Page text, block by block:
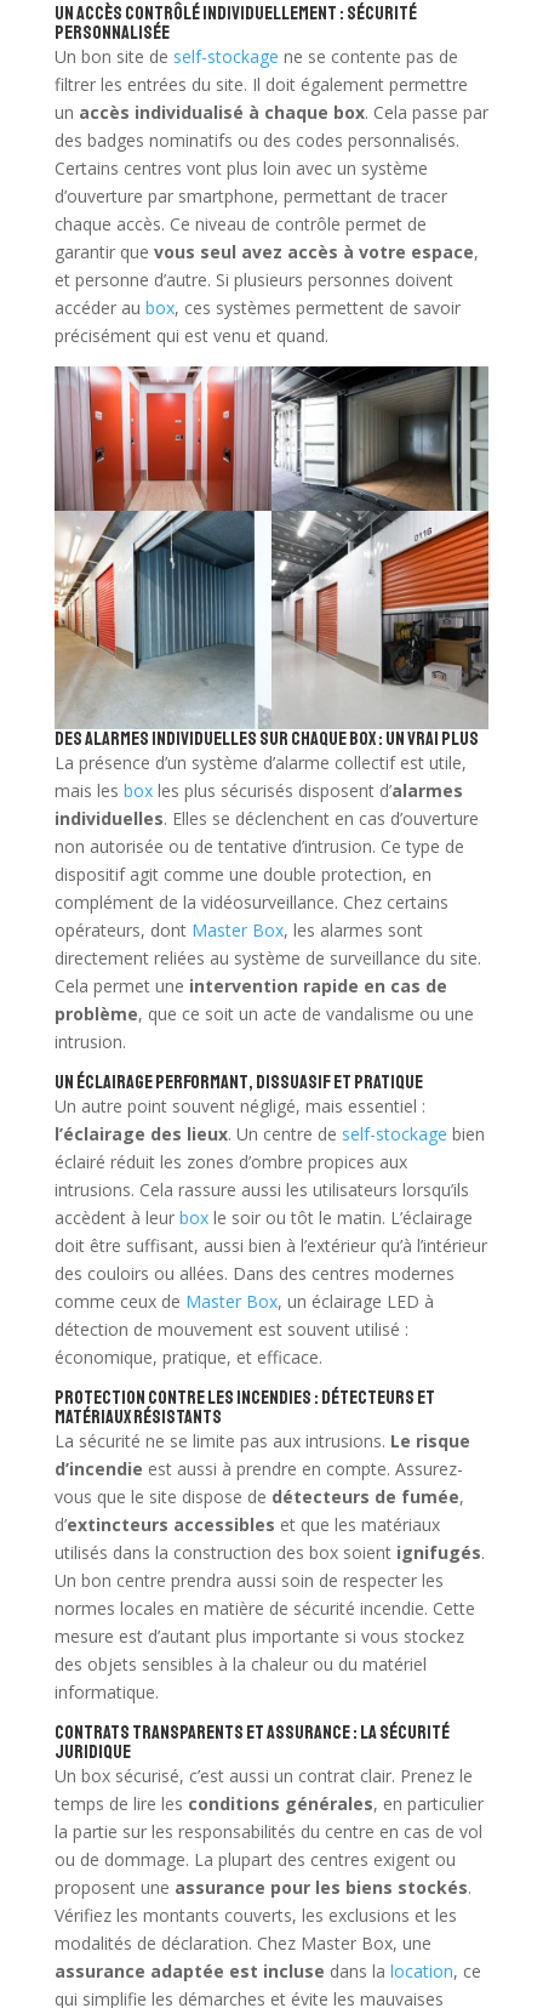
Un accès contrôlé individuellement : sécurité
personnalisée
Un bon site de self-stockage ne se contente pas de
filtrer les entrées du site. Il doit également permettre
un accès individualisé à chaque box. Cela passe par
des badges nominatifs ou des codes personnalisés.
Certains centres vont plus loin avec un système
d’ouverture par smartphone, permettant de tracer
chaque accès. Ce niveau de contrôle permet de
garantir que vous seul avez accès à votre espace,
et personne d’autre. Si plusieurs personnes doivent
accéder au box, ces systèmes permettent de savoir
précisément qui est venu et quand.
Des alarmes individuelles sur chaque box : un vrai plus
La présence d’un système d’alarme collectif est utile,
mais les boxles plus sécurisés disposent d’alarmes
individuelles. Elles se déclenchent en cas d’ouverture
non autorisée ou de tentative d’intrusion. Ce type de
dispositif agit comme une double protection, en
complément de la vidéosurveillance. Chez certains
opérateurs, dont Master Box, les alarmes sont
directement reliées au système de surveillance du site.
Cela permet une intervention rapide en cas de
problème, que ce soit un acte de vandalisme ou une
intrusion.
Un éclairage performant, dissuasif et pratique
Un autre point souvent négligé, mais essentiel :
l’éclairage des lieux. Un centre de self-stockage bien
éclairé réduit les zones d’ombre propices aux
intrusions. Cela rassure aussi les utilisateurs lorsqu’ils
accèdent à leur boxle soir ou tôt le matin. L’éclairage
doit être suffisant, aussi bien à l’extérieur qu’à l’intérieur
des couloirs ou allées. Dans des centres modernes
comme ceux de Master Box, un éclairage LED à
détection de mouvement est souvent utilisé :
économique, pratique, et efficace.
Protection contre les incendies : détecteurs et
matériaux résistants
La sécurité ne se limite pas aux intrusions. Le risque
d’incendie est aussi à prendre en compte. Assurez-
vous que le site dispose de détecteurs de fumée,
d’extincteurs accessibles et que les matériaux
utilisés dans la construction des box soient ignifugés.
Un bon centre prendra aussi soin de respecter les
normes locales en matière de sécurité incendie. Cette
mesure est d’autant plus importante si vous stockez
des objets sensibles à la chaleur ou du matériel
informatique.
Contrats transparents et assurance : la sécurité
juridique
Un box sécurisé, c’est aussi un contrat clair. Prenez le
temps de lire les conditions générales, en particulier
la partie sur les responsabilités du centre en cas de vol
ou de dommage. La plupart des centres exigent ou
proposent une assurance pour les biens stockés.
Vérifiez les montants couverts, les exclusions et les
modalités de déclaration. Chez Master Box, une
assurance adaptée est incluse dans la location, ce
qui simplifie les démarches et évite les mauvaises